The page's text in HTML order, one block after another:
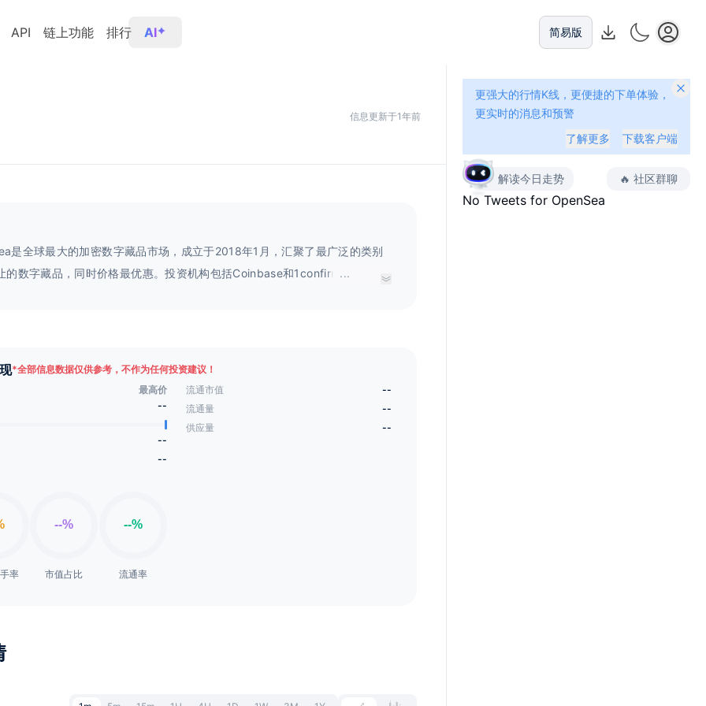
API 链上功能 排行 AI 简易版
信息更新于1年前
是全球最大的加密数字藏品市场，成立于2018年1月，汇聚了最广泛的类别
的数字藏品，同时价格最优惠。投资机构包括Coinbase和1confirmation等。
...
*全部信息数据仅供参考，不作为任何投资建议！
最高价
--
--
--
率 市值占比 流通率
流通市值
--
流通量
--
供应量
--
更强大的行情K线，更便捷的下单体验，
更实时的消息和预警
了解更多
下载客户端
解读今日走势 🔥 社区群聊
No Tweets for OpenSea